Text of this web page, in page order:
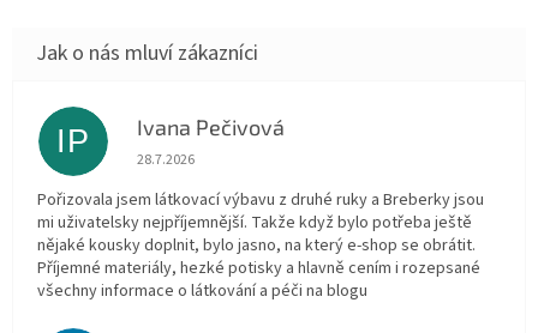
IP Ivana Pečivová
Hodnocení obchodu je 5 z 5 hvězdiček.
28.7.2026
Pořizovala jsem látkovací výbavu z druhé ruky a Breberky jsou
mi uživatelsky nejpříjemnější. Takže když bylo potřeba ještě
nějaké kousky doplnit, bylo jasno, na který e-shop se obrátit.
Příjemné materiály, hezké potisky a hlavně cením i rozepsané
všechny informace o látkování a péči na blogu